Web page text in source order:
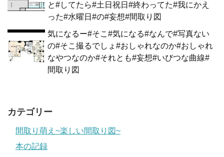
と#してたら#土日祝日#終わってた#我にかえ
った#水曜日#の#妄想#間取り図
気になるー#そこ#気になる#なんで#写真ない
の#そこ撮るでしょ#おしゃれなのか#おしゃれ
なやつなのか#それとも#妄想#いびつな曲線#
間取り図
カテゴリー
間取り萌え~楽しい間取り図~
本の記録